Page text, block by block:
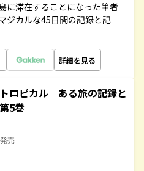
に滞在することになった筆者
ジカルな45日間の記録と記
詳細を見る
ロピカル ある旅の記録と
5巻
売